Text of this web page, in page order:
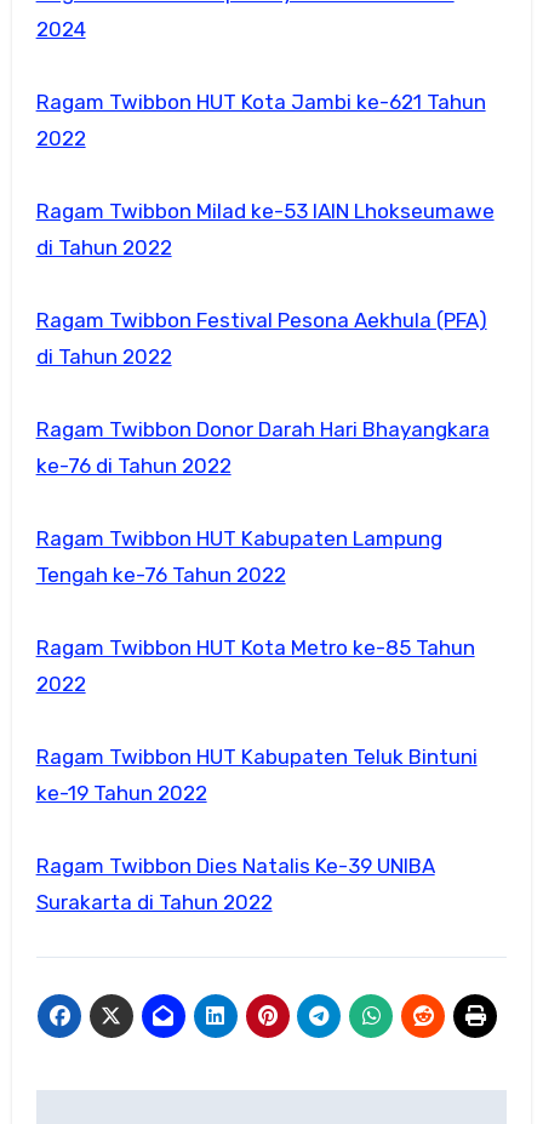
2024
Ragam Twibbon HUT Kota Jambi ke-621 Tahun
2022
Ragam Twibbon Milad ke-53 IAIN Lhokseumawe
di Tahun 2022
Ragam Twibbon Festival Pesona Aekhula (PFA)
di Tahun 2022
Ragam Twibbon Donor Darah Hari Bhayangkara
ke-76 di Tahun 2022
Ragam Twibbon HUT Kabupaten Lampung
Tengah ke-76 Tahun 2022
Ragam Twibbon HUT Kota Metro ke-85 Tahun
2022
Ragam Twibbon HUT Kabupaten Teluk Bintuni
ke-19 Tahun 2022
Ragam Twibbon Dies Natalis Ke-39 UNIBA
Surakarta di Tahun 2022